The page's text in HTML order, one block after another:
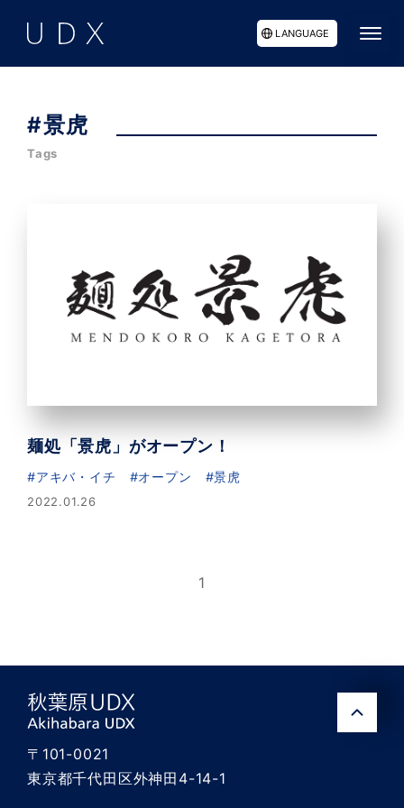
LANGUAGE
#景虎
Tags
麺処「景虎」がオープン！
アキバ・イチ オープン 景虎
2022.01.26
1
〒101-0021
東京都千代田区外神田4-14-1